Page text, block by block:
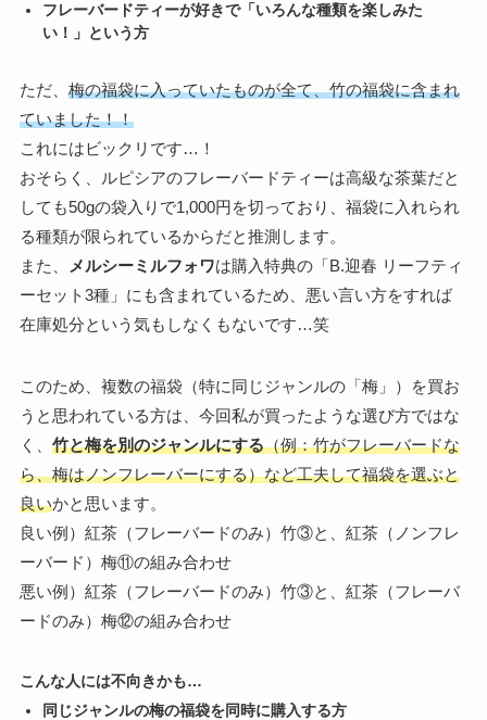
フレーバードティーが好きで「いろんな種類を楽しみた
い！」という方
ただ、 梅の福袋に入っていたものが全て、竹の福袋に含まれ
ていました！！
これにはビックリです…！
おそらく、ルピシアのフレーバードティーは高級な茶葉だと
しても50gの袋入りで1,000円を切っており、福袋に入れられ
る種類が限られているからだと推測します。
また、
メルシーミルフォワは購入特典の「B.迎春 リーフティ
ーセット3種」にも含まれているため、悪い言い方をすれば
在庫処分という気もしなくもないです…笑
このため、複数の福袋（特に同じジャンルの「梅」）を買お
うと思われている方は、今回私が買ったような選び方ではな
く、 竹と梅を別のジャンルにする（例：竹がフレーバードな
ら、梅はノンフレーバーにする）など工夫して福袋を選ぶと
良いかと思います。
良い例）紅茶（フレーバードのみ）竹③と、紅茶（ノンフレ
ーバード）梅⑪の組み合わせ
悪い例）紅茶（フレーバードのみ）竹③と、紅茶（フレーバ
ードのみ）梅⑫の組み合わせ
こんな人には不向きかも…
同じジャンルの梅の福袋を同時に購入する方